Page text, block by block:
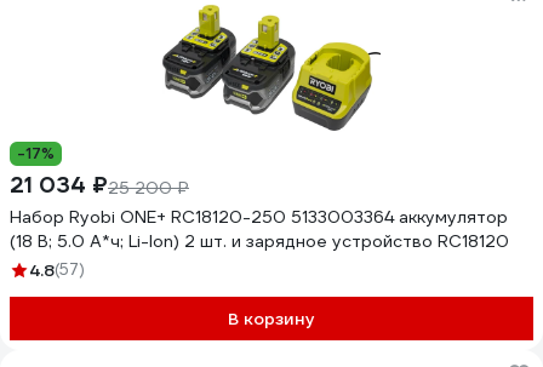
-17%
21 034 ₽25 200 ₽
Набор Ryobi ONE+ RC18120-250 5133003364 аккумулятор
(18 В; 5.0 А*ч; Li-Ion) 2 шт. и зарядное устройство RC18120
4.8(57)
В корзину